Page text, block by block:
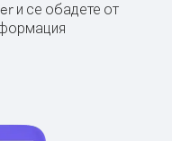
и се обадете от